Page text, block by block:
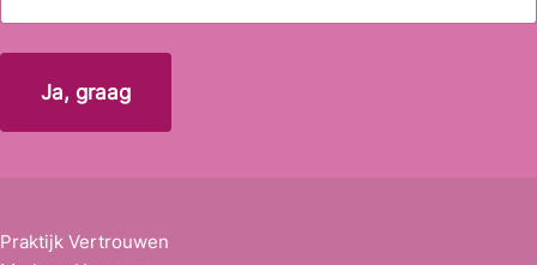
l
a
a
m
Praktijk Vertrouwen